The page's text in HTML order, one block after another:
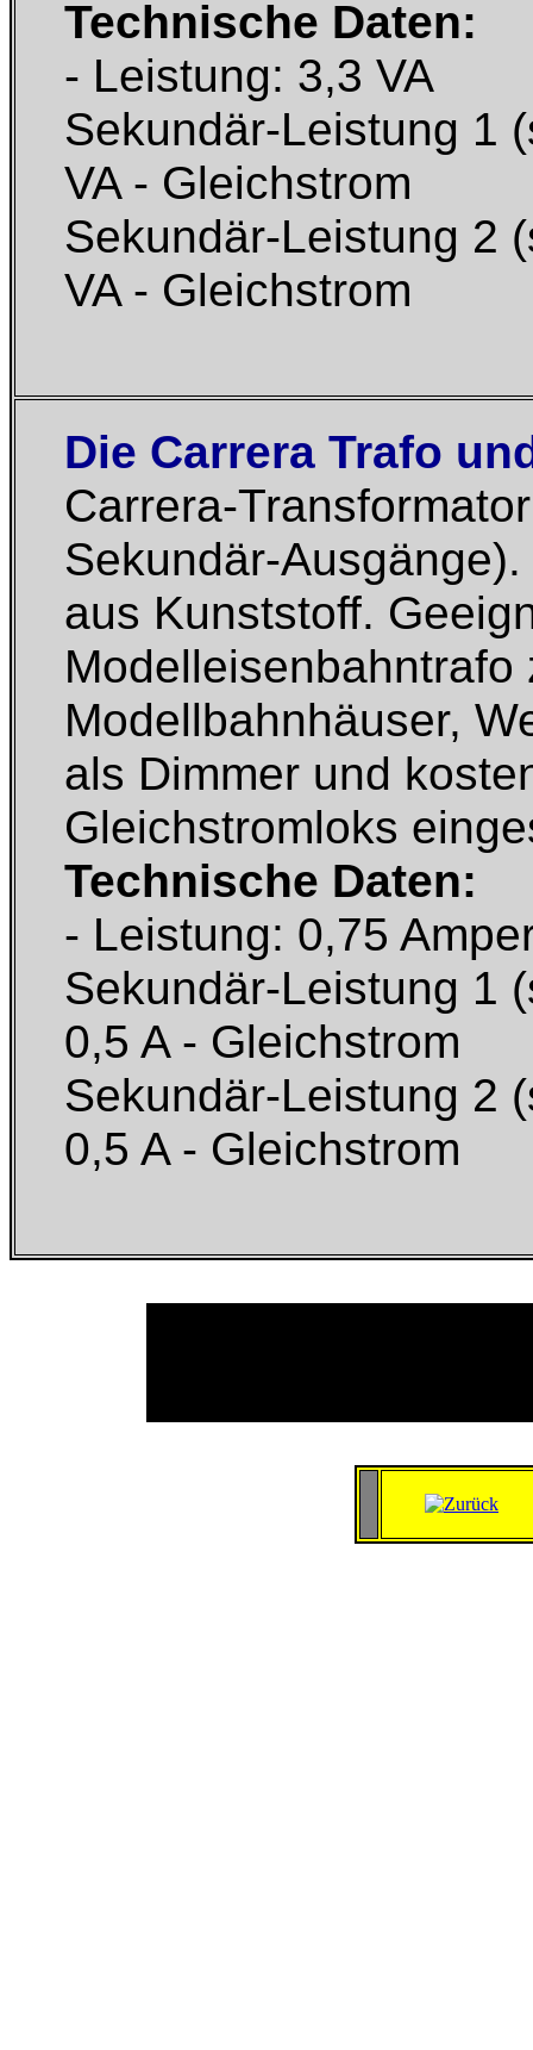
Technische Daten:
- Leistung: 3,3 VA
Sekundär-Leistung 1
VA - Gleichstrom
Sekundär-Leistung 2
VA - Gleichstrom
Die Carrera Trafo
Carrera-
Sekundär-
aus Kunststoff.
Modellbahnhäuser,
als Dimmer und
Gleichstromloks
Technische Daten:
- Leistung: 0,75
Sekundär-Leistung 1
0,5 A - Gleichstrom
Sekundär-Leistung 2
0,5 A - Gleichstrom